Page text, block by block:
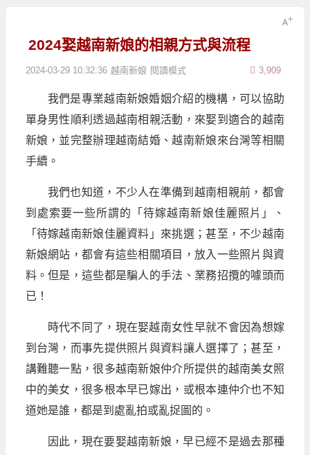
2024娶越南新娘的相親方式與流程
2024-03-29 10:32:36 越南新娘 3,909
閱讀模式
我們是專業越南新娘婚姻介紹的機構，可以協助
單身男性順利透過越南相親活動，來娶到適合的越南
新娘，並完整辦理越南結婚、越南新娘來台灣等相關
手續。
我們也知道，不少人在準備到越南相親前，都會
到處索要一些所謂的「待嫁越南新娘佳麗照片」、
「待嫁越南新娘佳麗資料」來挑選；甚至，不少越南
新娘網站，都會有這些相關項目，放入一些照片與資
料。但是，這些都是騙人的手法、業務招攬的噱頭而
已！
時代不同了，現在娶越南女性早就不會因為想嫁
到台灣，而事先提供照片與資料讓人選擇了；甚至，
講難聽一點，很多越南新娘仲介所提供的越南美女照
中的美女，很多根本早已嫁出，或根本連仲介也不知
道她是誰，都是到處亂拍或亂捉圖的。
因此，現在要娶越南新娘，早已經不是過去那種